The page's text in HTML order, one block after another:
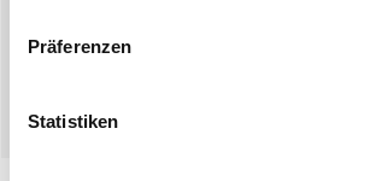
Präferenzen
Statistiken